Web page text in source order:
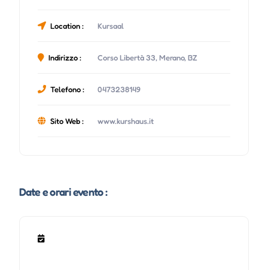
Location : Kursaal
Indirizzo : Corso Libertà 33, Merano, BZ
Telefono : 0473238149
Sito Web : www.kurshaus.it
Date e orari evento :